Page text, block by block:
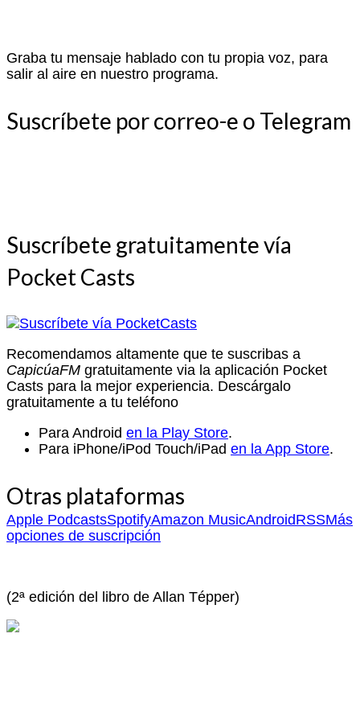
Graba tu mensaje hablado con tu propia voz, para
salir al aire en nuestro programa.
Suscríbete por correo-e o Telegram
Suscríbete gratuitamente vía
Pocket Casts
Recomendamos altamente que te suscribas a
CapicúaFM gratuitamente via la aplicación Pocket
Casts para la mejor experiencia. Descárgalo
gratuitamente a tu teléfono
Para Android en la Play Store.
Para iPhone/iPod Touch/iPad en la App Store.
Otras plataformas
Apple PodcastsSpotifyAmazon MusicAndroidRSSMás
opciones de suscripción
(2ª edición del libro de Allan Tépper)